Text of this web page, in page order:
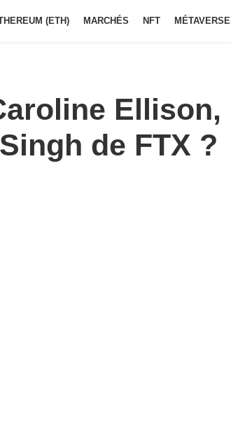
(ETH) MARCHÉS NFT MÉTAVERSE
Ellison,
de FTX ?